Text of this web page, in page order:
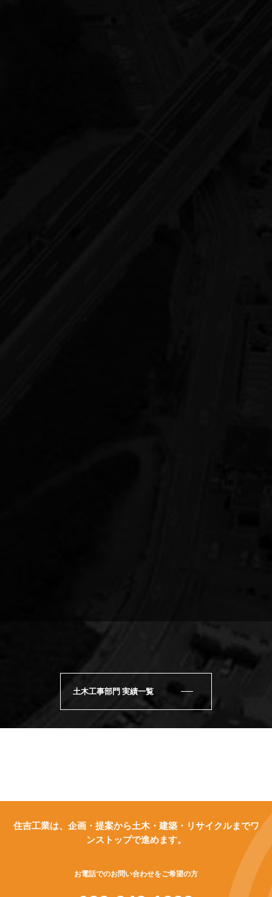
土木工事部門 実績一覧
住吉工業は、企画・提案から土木・建築・リサイクルまでワ
ンストップで進めます。
お電話でのお問い合わせをご希望の方